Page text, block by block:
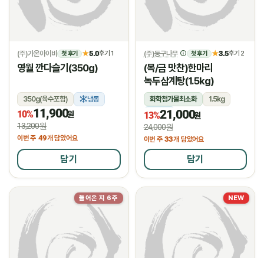
(주)가온아이비 첫 후기 ★5.0후기 1
영월 깐다슬기(350g)
350g(육수포함) 냉동
10%11,900원
13,200원
이번 주 49개 담았어요
담기
(주)둥구나무 첫 후기 ★3.5후기 2
(목/금 맛찬)한마리
녹두삼계탕(1.5kg)
화학첨가물최소화
1.5kg
냉장
13%21,000원
24,000원
이번 주 33개 담았어요
담기
들어온 지 6주 NEW